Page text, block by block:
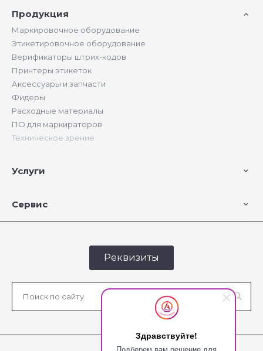
Здравствуйте!
Продукция
Маркировочное оборудование
Этикетировочное оборудование
Верификаторы штрих-кодов
Принтеры этикеток
Аксессуары и запчасти
Фидеры
Расходные материалы
ПО для маркираторов
Техническое зрение
Услуги
Сервис
Реквизиты